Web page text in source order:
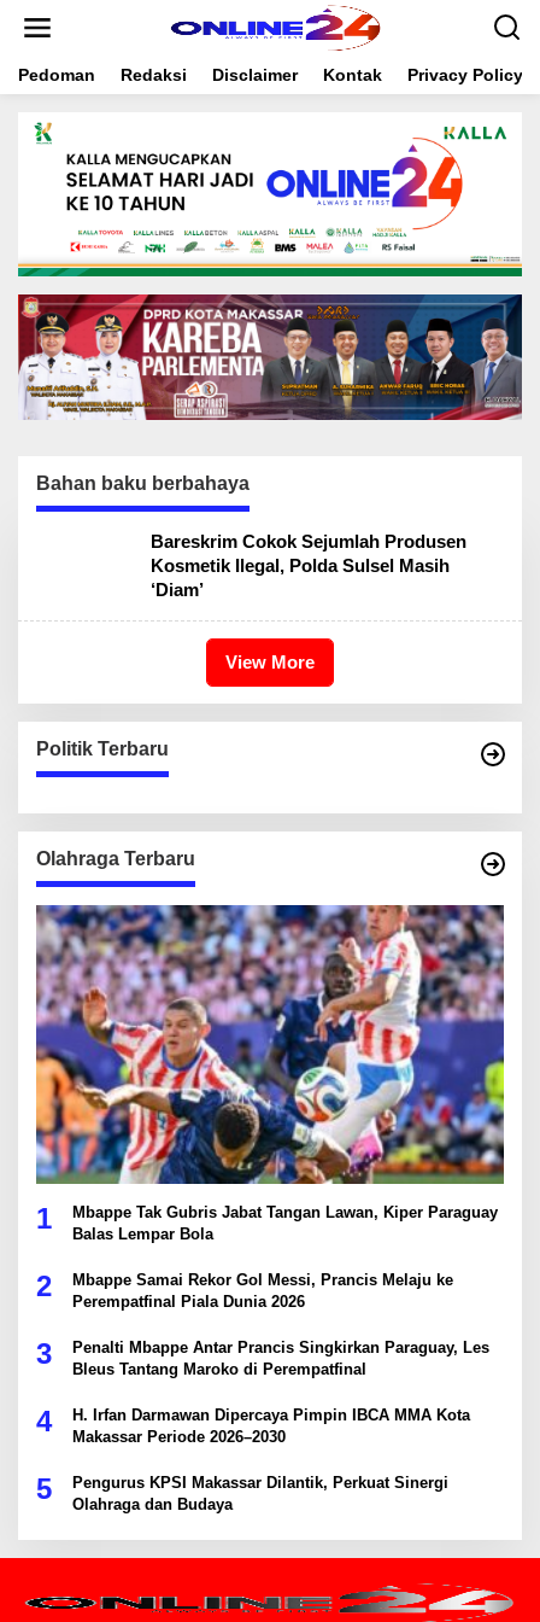
t
Pedoman Redaksi Disclaimer Kontak Privacy Policy
Bahan baku berbahaya
Bareskrim Cokok Sejumlah Produsen
Kosmetik Ilegal, Polda Sulsel Masih
‘Diam’
View More
Politik Terbaru
Olahraga Terbaru
1
Mbappe Tak Gubris Jabat Tangan Lawan, Kiper Paraguay
Balas Lempar Bola
2
Mbappe Samai Rekor Gol Messi, Prancis Melaju ke
Perempatfinal Piala Dunia 2026
3
Penalti Mbappe Antar Prancis Singkirkan Paraguay, Les
Bleus Tantang Maroko di Perempatfinal
4
H. Irfan Darmawan Dipercaya Pimpin IBCA MMA Kota
Makassar Periode 2026–2030
5
Pengurus KPSI Makassar Dilantik, Perkuat Sinergi
Olahraga dan Budaya